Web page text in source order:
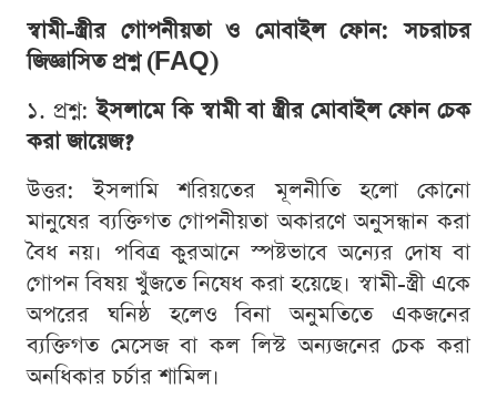
স্বামী-স্ত্রীর গোপনীয়তা ও মোবাইল ফোন: সচরাচর
জিজ্ঞাসিত প্রশ্ন (FAQ)
১. প্রশ্ন:ইসলামে কি স্বামী বা স্ত্রীর মোবাইল ফোন চেক
করা জায়েজ?
উত্তর: ইসলামি শরিয়তের মূলনীতি হলো কোনো
মানুষের ব্যক্তিগত গোপনীয়তা অকারণে অনুসন্ধান করা
বৈধ নয়। পবিত্র কুরআনে স্পষ্টভাবে অন্যের দোষ বা
গোপন বিষয় খুঁজতে নিষেধ করা হয়েছে। স্বামী-স্ত্রী একে
অপরের ঘনিষ্ঠ হলেও বিনা অনুমতিতে একজনের
ব্যক্তিগত মেসেজ বা কল লিস্ট অন্যজনের চেক করা
অনধিকার চর্চার শামিল।